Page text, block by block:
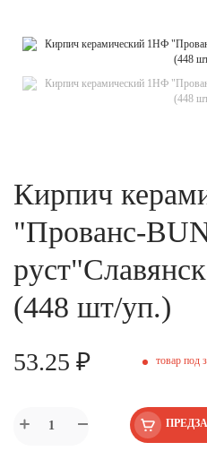
Кирпич
"Прованс-
(448 шт/уп.)
53.25 ₽ товар под